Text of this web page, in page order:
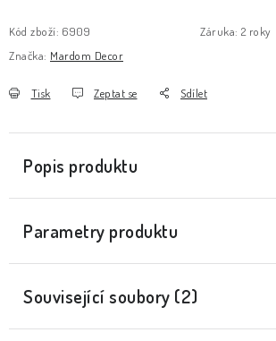
Kód zboží: 6909 Záruka: 2 roky
Značka: Mardom Decor
Tisk Zeptat se Sdílet
Popis produktu
Parametry produktu
Související soubory (2)